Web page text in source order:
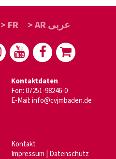
> FR > AR عربى
Kontaktdaten
Fon: 07251-98246-0
E-Mail:info@cvjmbaden.de
Kontakt
Impressum | Datenschutz